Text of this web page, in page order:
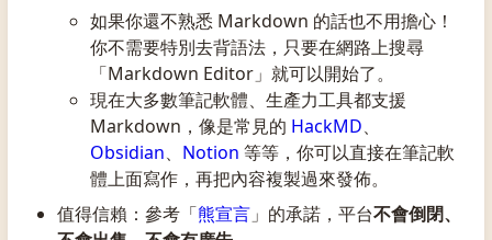
如果你還不熟悉 Markdown 的話也不用擔心！
你不需要特別去背語法，只要在網路上搜尋
「Markdown Editor」就可以開始了。
現在大多數筆記軟體、生產力工具都支援
Markdown，像是常見的 HackMD、
Obsidian、 Notion 等等，你可以直接在筆記軟
體上面寫作，再把內容複製過來發佈。
值得信賴：參考「熊宣言 」的承諾，平台不會倒閉、